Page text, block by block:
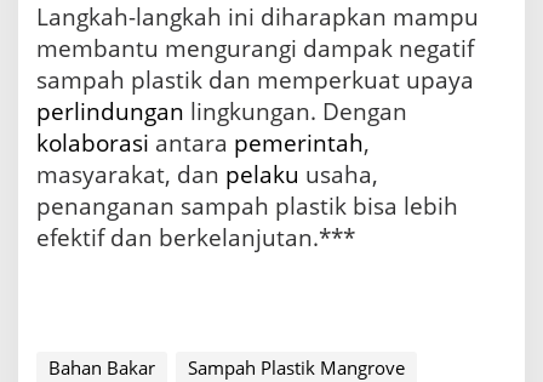
Langkah-langkah ini diharapkan mampu
membantu mengurangi dampak negatif
sampah plastik dan memperkuat upaya
perlindungan lingkungan. Dengan
kolaborasi antara pemerintah,
masyarakat, dan pelaku usaha,
penanganan sampah plastik bisa lebih
efektif dan berkelanjutan.***
Bahan Bakar
Sampah Plastik Mangrove